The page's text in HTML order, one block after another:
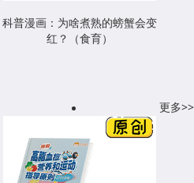
科普漫画：为啥煮熟的螃蟹会变
红？（食育）
更多>>